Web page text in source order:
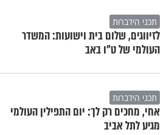
תכני הידברות
לזיווגים, שלום בית וישועות: המשדר
העולמי של ט"ו באב
תכני הידברות
אחי, מחכים רק לך: יום התפילין העולמי
מגיע לתל אביב